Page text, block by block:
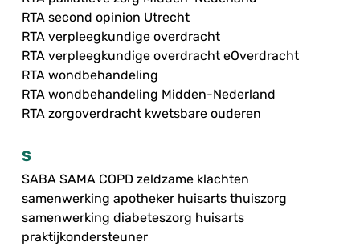
RTA second opinion Utrecht
RTA verpleegkundige overdracht
RTA verpleegkundige overdracht eOverdracht
RTA wondbehandeling
RTA wondbehandeling Midden-Nederland
RTA zorgoverdracht kwetsbare ouderen
S
SABA SAMA COPD zeldzame klachten
samenwerking apotheker huisarts thuiszorg
samenwerking diabeteszorg huisarts
praktijkondersteuner